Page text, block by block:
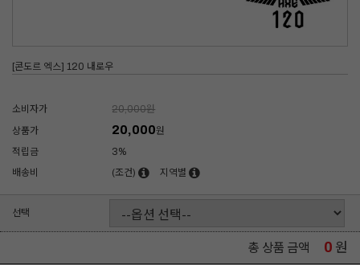
[콘도르 엑스] 120 내로우
소비자가 20,000원
상품가
20,000원
적립금
3%
배송비
(조건) 지역별
선택
총 상품 금액 0 원